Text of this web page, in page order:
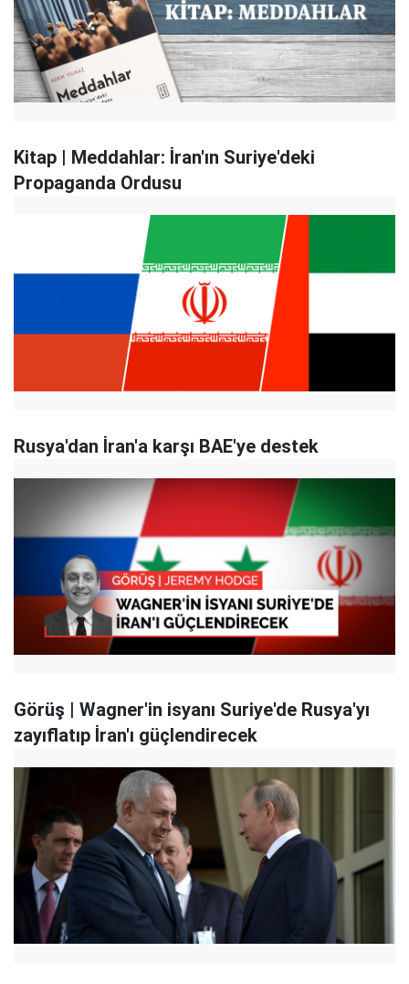
Kitap | Meddahlar: İran'ın Suriye'deki
Propaganda Ordusu
Rusya'dan İran'a karşı BAE'ye destek
Görüş | Wagner'in isyanı Suriye'de Rusya'yı
zayıflatıp İran'ı güçlendirecek